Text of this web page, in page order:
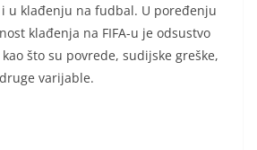
u klađenju na fudbal. U poređenju
klađenja na FIFA-u je odsustvo
što su povrede, sudijske greške,
varijable.